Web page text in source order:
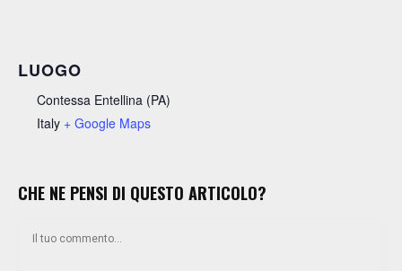
LUOGO
Contessa Entellina (PA)
Italy + Google Maps
CHE NE PENSI DI QUESTO ARTICOLO?